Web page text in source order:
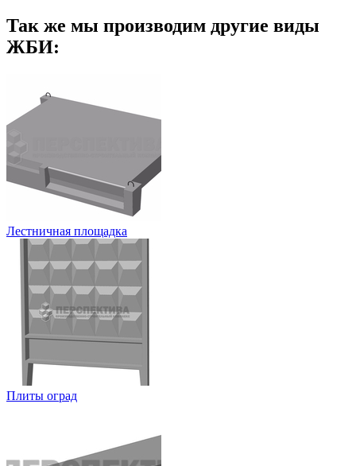
Так же мы производим другие виды
ЖБИ:
Лестничная площадка
Плиты оград